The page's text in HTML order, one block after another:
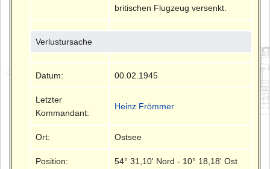
britischen Flugzeug versenkt.
Verlustursache
Datum: 00.02.1945
Letzter
Kommandant:
Heinz Frömmer
Ort: Ostsee
Position: 54° 31,10' Nord - 10° 18,18' Ost